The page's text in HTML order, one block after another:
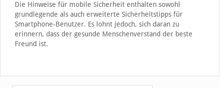
Die Hinweise für mobile Sicherheit enthalten sowohl
grundlegende als auch erweiterte Sicherheitstipps für
Smartphone-Benutzer. Es lohnt jedoch, sich daran zu
erinnern, dass der gesunde Menschenverstand der beste
Freund ist.